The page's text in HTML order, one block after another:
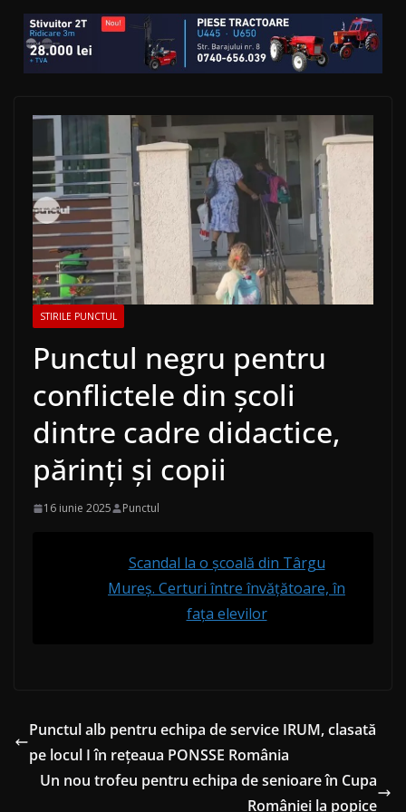
STIRILE PUNCTUL
Punctul negru pentru
conflictele din școli
dintre cadre didactice,
părinți și copii
16 iunie 2025 Punctul
Scandal la o școală din Târgu
Mureș. Certuri între învățătoare, în
fața elevilor
Punctul alb pentru echipa de service IRUM, clasată
pe locul I în rețeaua PONSSE România
Un nou trofeu pentru echipa de senioare în Cupa
României la popice